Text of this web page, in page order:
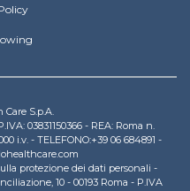
S.p.A.
03831150366 - REA: Roma n.
i.v. - TELEFONO:+39 06 684891 -
protezione dei dati personali -
10 - 00193 Roma - P.IVA